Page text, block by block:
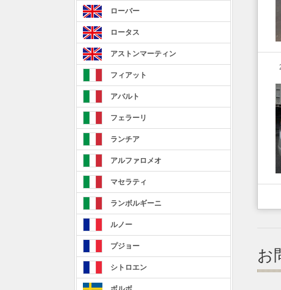
お
ローバー
ロータス
アストンマーティン
フィアット
アバルト
フェラーリ
ランチア
アルファロメオ
マセラティ
ランボルギーニ
ルノー
プジョー
シトロエン